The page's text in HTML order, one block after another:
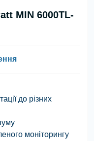
MIN 6000TL-
до різних
моніторингу